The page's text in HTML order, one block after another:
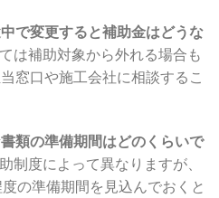
で変更すると補助金はどうな
は補助対象から外れる場合も
窓口や施工会社に相談するこ
類の準備期間はどのくらいで
制度によって異なりますが、
の準備期間を見込んでおくと